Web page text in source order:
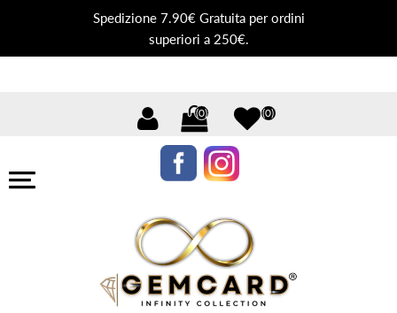
Spedizione 7.90€ Gratuita per ordini
superiori a 250€.
(0) (0)